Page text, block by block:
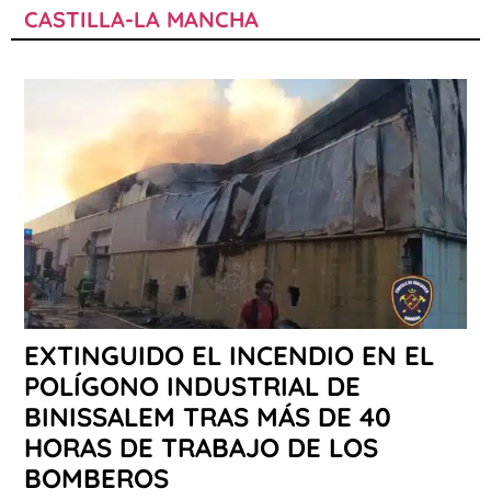
CASTILLA-LA MANCHA
EXTINGUIDO EL INCENDIO EN EL
POLÍGONO INDUSTRIAL DE
BINISSALEM TRAS MÁS DE 40
HORAS DE TRABAJO DE LOS
BOMBEROS